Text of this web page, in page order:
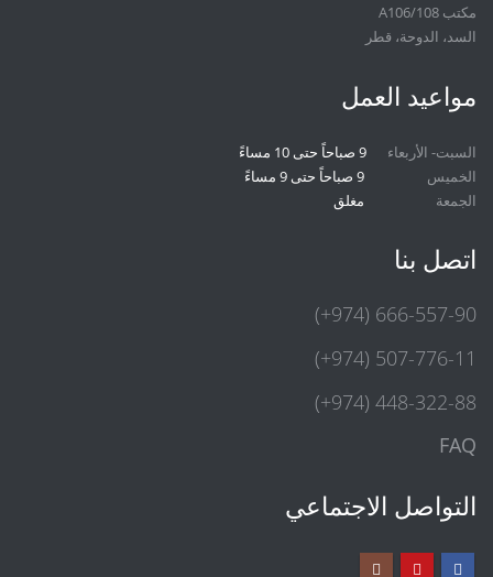
مكتب A106/108
السد، الدوحة، قطر
مواعيد العمل
السبت- الأربعاء
9 صباحاً حتى 10 مساءً
الخميس
9 صباحاً حتى 9 مساءً
الجمعة
مغلق
اتصل بنا
(+974) 666-557-90
(+974) 507-776-11
(+974) 448-322-88
FAQ
التواصل الاجتماعي